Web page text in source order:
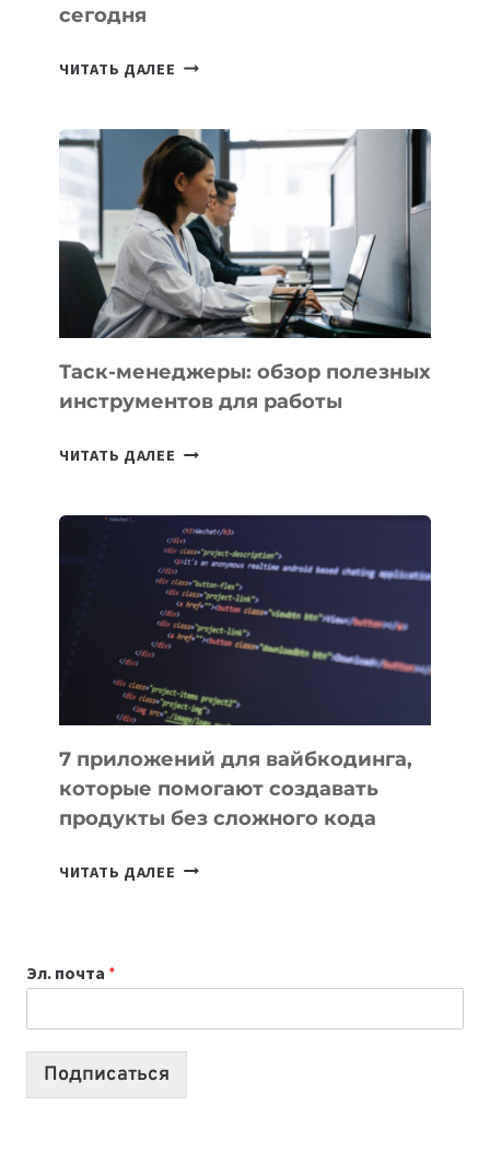
сегодня
ЧИТАТЬ ДАЛЕЕ ИИ-
БИЗНЕСА:
КАКИЕ
3
ЗАДАЧИ
ЕМУ
МОЖНО
ПОРУЧИТЬ
УЖЕ
СЕГОДНЯ
Таск-менеджеры: обзор полезных
инструментов для работы
ЧИТАТЬ ДАЛЕЕ ТАСК-
ПОЛЕЗНЫХ
ИНСТРУМЕНТОВ
ДЛЯ
РАБОТЫ
7 приложений для вайбкодинга,
которые помогают создавать
продукты без сложного кода
ЧИТАТЬ ДАЛЕЕ
СОЗДАВАТЬ
ПРОДУКТЫ
Эл. почта *
Подписаться